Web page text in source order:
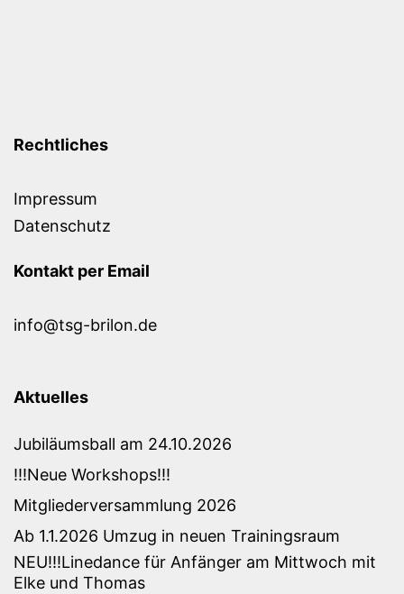
Rechtliches
Impressum
Datenschutz
Kontakt per Email
info@tsg-brilon.de
Aktuelles
Jubiläumsball am 24.10.2026
!!!Neue Workshops!!!
Mitgliederversammlung 2026
Ab 1.1.2026 Umzug in neuen Trainingsraum
NEU!!!Linedance für Anfänger am Mittwoch mit
Elke und Thomas